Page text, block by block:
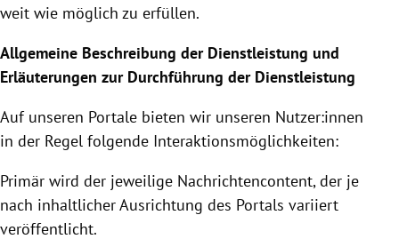
Untermenü
weit wie möglich zu erfüllen.
Allgemeine Beschreibung der Dienstleistung und
Erläuterungen zur Durchführung der Dienstleistung
Auf unseren Portale bieten wir unseren Nutzer:innen
in der Regel folgende Interaktionsmöglichkeiten:
Primär wird der jeweilige Nachrichtencontent, der je
nach inhaltlicher Ausrichtung des Portals variiert
veröffentlicht.